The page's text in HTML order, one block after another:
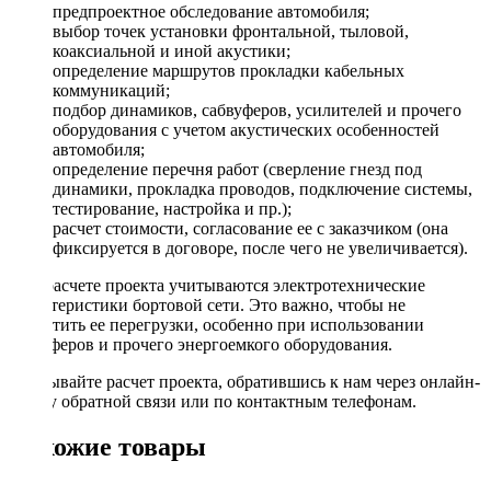
предпроектное обследование автомобиля;
выбор точек установки фронтальной, тыловой,
коаксиальной и иной акустики;
определение маршрутов прокладки кабельных
коммуникаций;
подбор динамиков, сабвуферов, усилителей и прочего
оборудования с учетом акустических особенностей
автомобиля;
определение перечня работ (сверление гнезд под
динамики, прокладка проводов, подключение системы,
тестирование, настройка и пр.);
расчет стоимости, согласование ее с заказчиком (она
фиксируется в договоре, после чего не увеличивается).
При расчете проекта учитываются электротехнические
характеристики бортовой сети. Это важно, чтобы не
допустить ее перегрузки, особенно при использовании
сабвуферов и прочего энергоемкого оборудования.
Заказывайте расчет проекта, обратившись к нам через онлайн-
форму обратной связи или по контактным телефонам.
Похожие товары